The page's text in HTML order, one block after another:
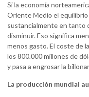
Si la economía
Oriente Medio el
sustancialmente en tanto
disminuir. Eso significa
menos gasto. El coste de
los 800.000 millones de
y pasa a engrosar la
La producción mundial